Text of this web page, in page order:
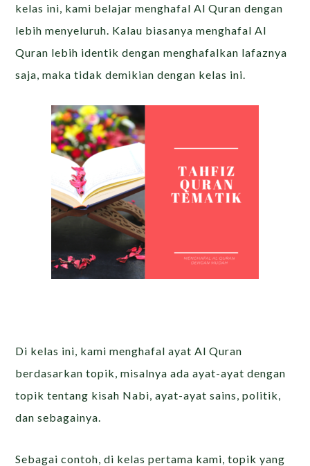
kelas ini, kami belajar menghafal Al Quran dengan
lebih menyeluruh. Kalau biasanya menghafal Al
Quran lebih identik dengan menghafalkan lafaznya
saja, maka tidak demikian dengan kelas ini.
Di kelas ini, kami menghafal ayat Al Quran
berdasarkan topik, misalnya ada ayat-ayat dengan
topik tentang kisah Nabi, ayat-ayat sains, politik,
dan sebagainya.
Sebagai contoh, di kelas pertama kami, topik yang